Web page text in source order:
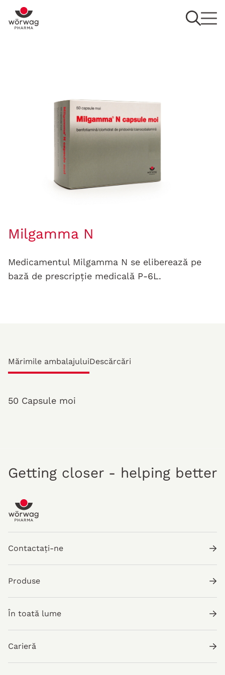
Milgamma N
Medicamentul Milgamma N se eliberează pe
bază de prescripție medicală P-6L.
Mărimile ambalajuluiDescărcări
50 Capsule moi
Getting closer - helping better
Contactați-ne
Produse
În toată lume
Carieră